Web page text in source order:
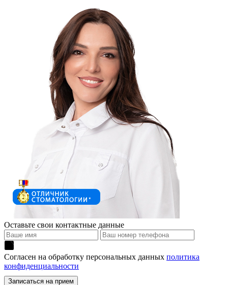
Оставьте свои контактные данные
Согласен на обработку персональных данных политика
конфиденциальности